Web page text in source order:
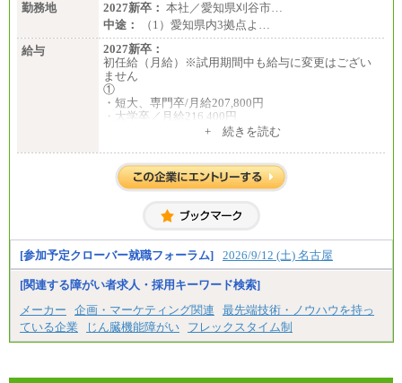
勤務地
2027新卒： 本社／愛知県刈谷市…
中途：
（1）愛知県内3拠点よ…
給与
2027新卒：
初任給（月給）※試用期間中も給与に変更はござい
ません
①
・短大、専門卒/月給207,800円
・大学卒／月給216,400円
※大学院修了は大学卒の金額を最低額とし、経験・
す。
②③
・大学卒／月給282,000円
※技術系応募における、博士課程修了は大学卒(また
は修士了)の金額を最低額とし、経験・能力を考慮の
うえ当社規程に基づき決定いたします。
中途：
（1）月給 246,660円
（2）時間給 1,500円/月給モデル\337,000～
+ 続きを読む
[参加予定クローバー就職フォーラム] 2026/9/12 (土) 名古屋
[関連する障がい者求人・採用キーワード検索]
メーカー
企画・マーケティング関連
最先端技術・ノウハウを持っ
ている企業
じん臓機能障がい フレックスタイム制